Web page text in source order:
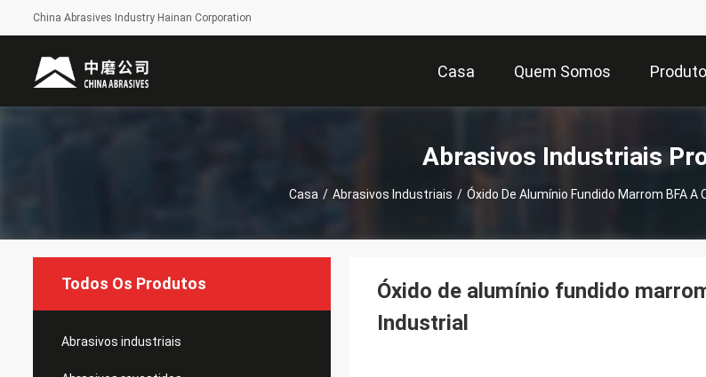
China Abrasives Industry Hainan Corporation
Casa Quem Somos
Abrasivos Industriais
Casa / Abrasivos Industriais / Óxido De Alumínio Fundido Marrom BFA
Todos Os Produtos
Abrasivos industriais
Óxido de alumínio fundido
Industrial